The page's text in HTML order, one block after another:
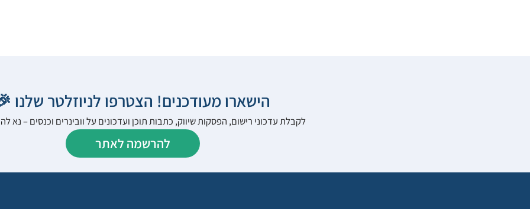
הישארו מעודכנים! הצטרפו לניוזלטר שלנו
לקבלת עדכוני רישום, הפסקות שיווק, כתבות תוכן ועדכונים על וובינרים וכנסים – נא
להרשמה לאתר